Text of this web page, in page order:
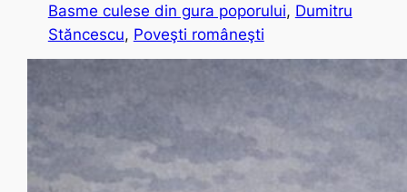
Basme culese din gura poporului, Dumitru
Stăncescu, Poveşti româneşti